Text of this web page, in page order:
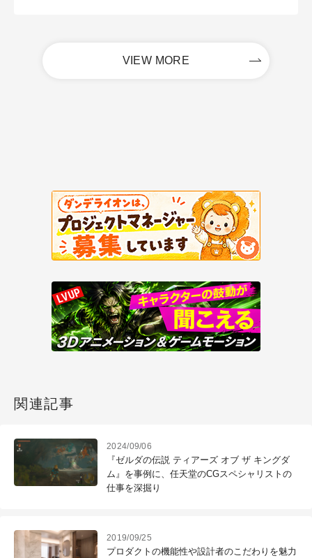
VIEW MORE
関連記事
2024/09/06
『ゼルダの伝説 ティアーズ オブ ザ キングダ
ム』を事例に、任天堂のCGスペシャリストの
仕事を深掘り
2019/09/25
プロダクトの機能性や設計者のこだわりを魅力